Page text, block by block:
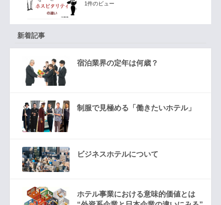
1件のビュー
新着記事
宿泊業界の定年は何歳？
制服で見極める「働きたいホテル」
ビジネスホテルについて
ホテル事業における意味的価値とは